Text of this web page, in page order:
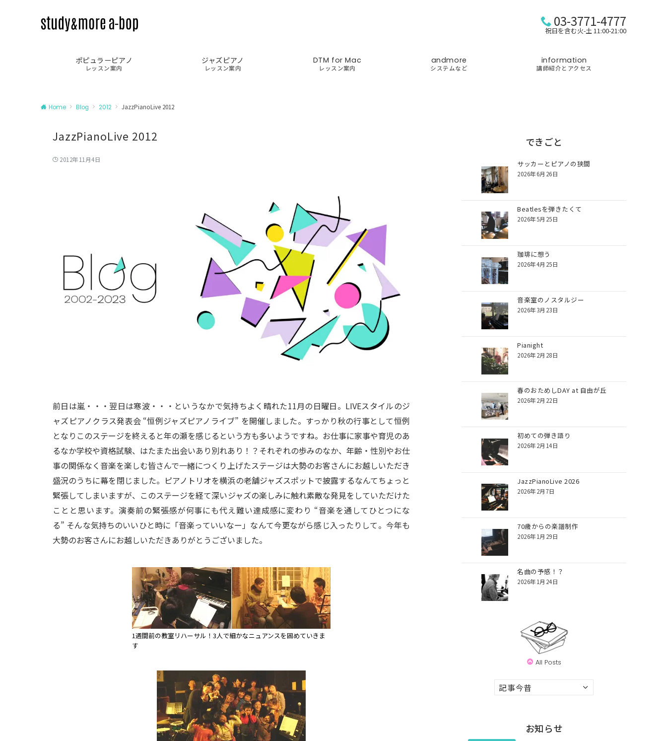
03-3771-4777
祝日を含む火-土 11:00-21:00
ポピュラーピアノ
レッスン案内
ジャズピアノ
レッスン案内
DTM for Mac
レッスン案内
andmore
システムなど
information
講師紹介とアクセス
Home Blog 2012 JazzPianoLive 2012
JazzPianoLive 2012
2012年11月4日
前日は嵐・・・翌日は寒波・・・というなかで気持ちよく晴れた11月の日曜日。LIVEスタイルのジ
ャズピアノクラス発表会 “恒例ジャズピアノライブ” を開催しました。すっかり秋の行事として恒例
となりこのステージを終えると年の瀬を感じるという方も多いようですね。お仕事に家事や育児のあ
るなか学校や資格試験、はたまた出会いあり別れあり！？それぞれの歩みのなか、年齢・性別やお仕
事の関係なく音楽を楽しむ皆さんで一緒につくり上げたステージは大勢のお客さんにお越しいただき
盛況のうちに幕を閉じました。ピアノトリオを横浜の老舗ジャズスポットで披露するなんてちょっと
緊張してしまいますが、このステージを経て深いジャズの楽しみに触れ素敵な発見をしていただけた
ことと思います。演奏前の緊張感が何事にも代え難い達成感に変わり “音楽を通してひとつにな
る” そんな気持ちのいいひと時に「音楽っていいなー」なんて今更ながら感じ入ったりして。今年も
大勢のお客さんにお越しいただきありがとうございました。
1週間前の教室リハーサル！3人で細かなニュアンスを固めていきま
す
できごと
サッカーとピアノの狭間
2026年6月26日
Beatlesを弾きたくて
2026年5月25日
珈琲に想う
2026年4月25日
音楽室のノスタルジー
2026年3月23日
Pianight
2026年2月28日
春のおためしDAY at 自由が丘
2026年2月22日
初めての弾き語り
2026年2月14日
JazzPianoLive 2026
2026年2月7日
70歳からの楽譜制作
2026年1月29日
名曲の予感！？
2026年1月24日
All Posts
お知らせ